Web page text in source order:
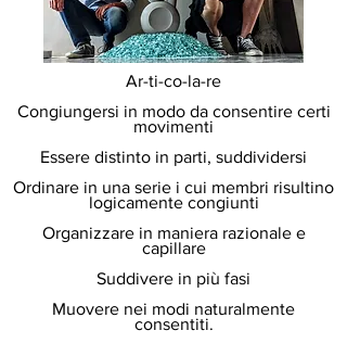
Ar-ti-co-la-re
Congiungersi in modo da consentire certi
movimenti
Essere distinto in parti, suddividersi
Ordinare in una serie i cui membri risultino
logicamente congiunti
Organizzare in maniera razionale e
capillare
Suddivere in più fasi
Muovere nei modi naturalmente
consentiti.